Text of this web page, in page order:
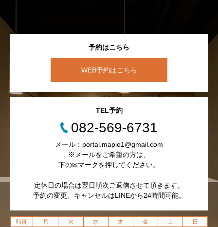
予約はこちら
WEB予約はこちら
TEL予約
082-569-6731
メール：portal.maple1@gmail.com
※メールをご希望の方は、
下の✉マークを押してください。
定休日の場合は翌日順次ご返信させて頂きます。
予約の変更、キャンセルはLINEから24時間可能。
時間 月 火 水 木 金 土
日